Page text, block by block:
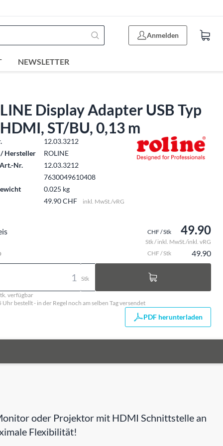
Anmelden
NEWSLETTER
Display Adapter USB Typ
ST/BU, 0,13 m
12.03.3212
Hersteller
ROLINE
Nr.
12.03.3212
7630049610408
0.025 kg
49.90 CHF
inkl. MwSt./vRG
CHF / Stk 49.90
Stk / inkl. MwSt./inkl. vRG
CHF / Stk 49.90
Stk
verfügbar
Uhr bestellt - in der Regel noch am selben Tag versendet
PDF herunterladen
oder Projektor mit HDMI Schnittstelle an
Flexibilität!